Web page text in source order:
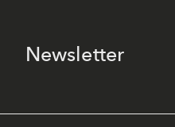
Newsletter